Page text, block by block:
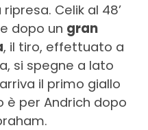
Celik al 48’
dopo un gran
, il tiro, effettuato a
si spegne a lato
il primo giallo
è per Andrich dopo